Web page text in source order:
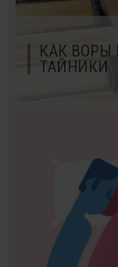
КАК ВОРЫ
ТАЙНИКИ